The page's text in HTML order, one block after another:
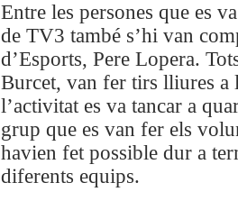
Entre les persones que es
de TV3 també s’hi van
d’Esports, Pere Lopera.
Burcet, van fer tirs lliures a
l’activitat es va tancar a
grup que es van fer els
havien fet possible dur a
diferents equips.